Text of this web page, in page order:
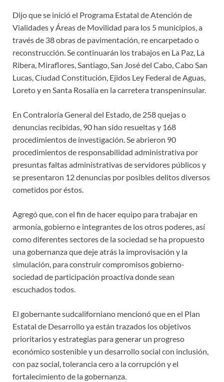
Dijo que se inició el Programa Estatal de Atención de
Vialidades y Áreas de Movilidad para los 5 municipios, a
través de 38 obras de pavimentación, re encarpetado o
reconstrucción. Se continuarán los trabajos en La Paz, La
Ribera, Miraflores, Santiago, San José del Cabo, Cabo San
Lucas, Ciudad Constitución, Ejidos Ley Federal de Aguas,
Loreto y en Santa Rosalía en la carretera transpeninsular.
En Contraloría General del Estado, de 258 quejas o
denuncias recibidas, 90 han sido resueltas y 168
procedimientos de investigación. Se abrieron 90
procedimientos de responsabilidad administrativa por
presuntas faltas administrativas de servidores públicos y
se presentaron 12 denuncias por posibles delitos diversos
cometidos por éstos.
Agregó que, con el fin de hacer equipo para trabajar en
armonía, gobierno e integrantes de los otros poderes, así
como diferentes sectores de la sociedad se ha propuesto
una gobernanza que deje atrás la improvisación y la
simulación, para construir compromisos gobierno-
sociedad de participación proactiva donde sean
escuchados todos.
El gobernante sudcaliforniano mencionó que en el Plan
Estatal de Desarrollo ya están trazados los objetivos
prioritarios y estrategias para generar un progreso
económico sostenible y un desarrollo social con inclusión,
con paz social, tolerancia cero a la corrupción y el
fortalecimiento de la gobernanza.